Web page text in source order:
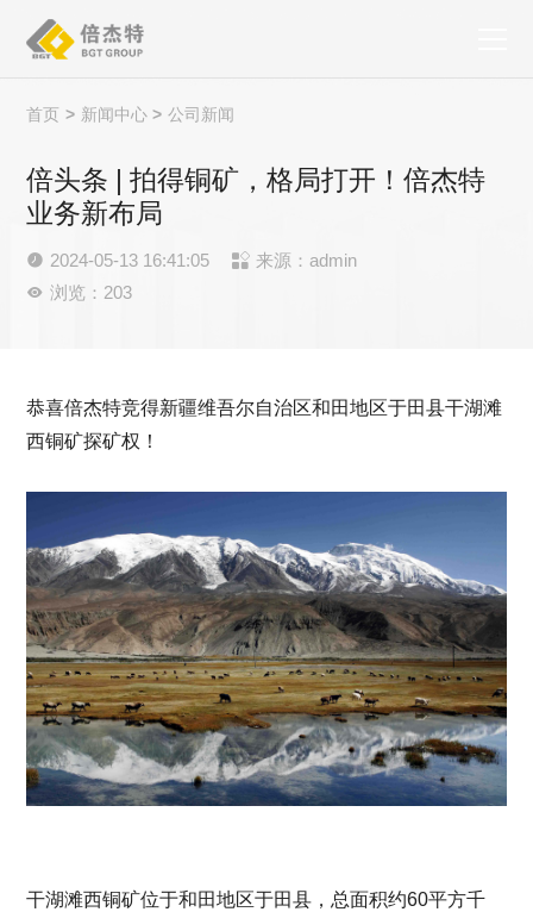
首页 > 新闻中心 > 公司新闻
倍头条 | 拍得铜矿，格局打开！倍杰特
业务新布局
 2024-05-13 16:41:05  来源：admin
 浏览：203
恭喜倍杰特竞得新疆维吾尔自治区和田地区于田县干湖滩
西铜矿探矿权！
干湖滩西铜矿位于和田地区于田县，总面积约60平方千